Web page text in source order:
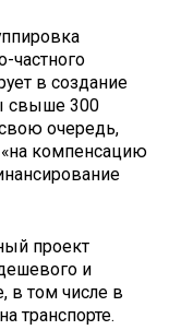
частного
в создание
свыше 300
очередь,
компенсацию
проект
и
в том числе в
транспорте.